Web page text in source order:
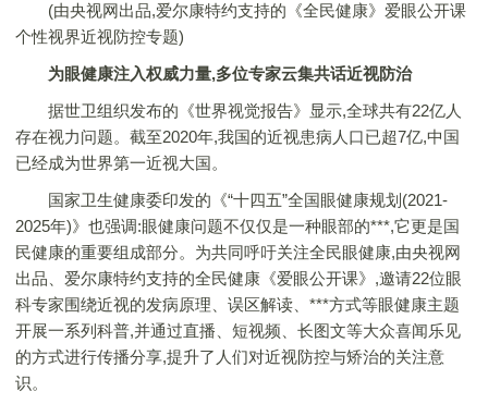
(由央视网出品,爱尔康特约支持的《全民健康》爱眼公开课
个性视界近视防控专题)
为眼健康注入权威力量,多位专家云集共话近视防治
据世卫组织发布的《世界视觉报告》显示,全球共有22亿人
存在视力问题。截至2020年,我国的近视患病人口已超7亿,中国
已经成为世界第一近视大国。
国家卫生健康委印发的《“十四五”全国眼健康规划(2021-
2025年)》也强调:眼健康问题不仅仅是一种眼部的***,它更是国
民健康的重要组成部分。为共同呼吁关注全民眼健康,由央视网
出品、爱尔康特约支持的全民健康《爱眼公开课》,邀请22位眼
科专家围绕近视的发病原理、误区解读、***方式等眼健康主题
开展一系列科普,并通过直播、短视频、长图文等大众喜闻乐见
的方式进行传播分享,提升了人们对近视防控与矫治的关注意
识。